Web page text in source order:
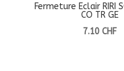
Fermeture Eclair RIRI
CO TR GE
7.10CHF